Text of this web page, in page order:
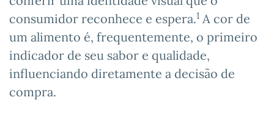
consumidor reconhece e espera.1 A cor de
um alimento é, frequentemente, o primeiro
indicador de seu sabor e qualidade,
influenciando diretamente a decisão de
compra.